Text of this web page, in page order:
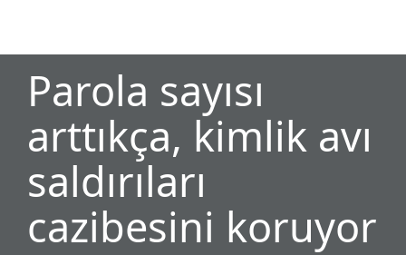
Parola sayısı
arttıkça, kimlik avı
saldırıları
cazibesini koruyor